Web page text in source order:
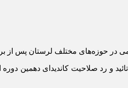
در حوزه‌های مختلف لرستان پس
تائید و رد صلاحیت کاندیدای دهمین